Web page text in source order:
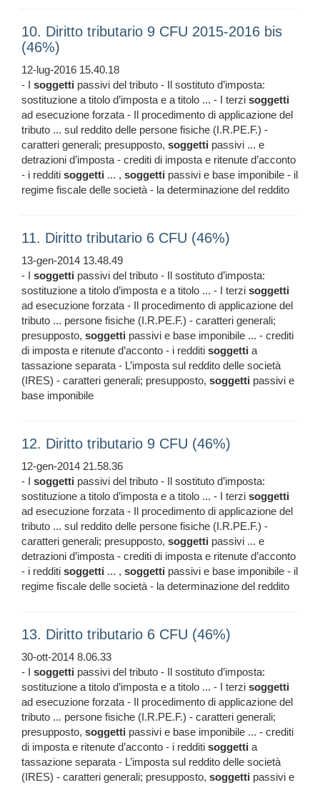
10. Diritto tributario 9 CFU 2015-2016 bis
(46%)
12-lug-2016 15.40.18
- I soggetti passivi del tributo - Il sostituto d’imposta:
sostituzione a titolo d’imposta e a titolo ... - I terzi soggetti
ad esecuzione forzata - Il procedimento di applicazione del
tributo ... sul reddito delle persone fisiche (I.R.PE.F.) -
caratteri generali; presupposto, soggetti passivi ... e
detrazioni d’imposta - crediti di imposta e ritenute d’acconto
- i redditi soggetti ... , soggetti passivi e base imponibile - il
regime fiscale delle società - la determinazione del reddito
11. Diritto tributario 6 CFU (46%)
13-gen-2014 13.48.49
- I soggetti passivi del tributo - Il sostituto d’imposta:
sostituzione a titolo d’imposta e a titolo ... - I terzi soggetti
ad esecuzione forzata - Il procedimento di applicazione del
tributo ... persone fisiche (I.R.PE.F.) - caratteri generali;
presupposto, soggetti passivi e base imponibile ... - crediti
di imposta e ritenute d’acconto - i redditi soggetti a
tassazione separata - L’imposta sul reddito delle società
(IRES) - caratteri generali; presupposto, soggetti passivi e
base imponibile
12. Diritto tributario 9 CFU (46%)
12-gen-2014 21.58.36
- I soggetti passivi del tributo - Il sostituto d’imposta:
sostituzione a titolo d’imposta e a titolo ... - I terzi soggetti
ad esecuzione forzata - Il procedimento di applicazione del
tributo ... sul reddito delle persone fisiche (I.R.PE.F.) -
caratteri generali; presupposto, soggetti passivi ... e
detrazioni d’imposta - crediti di imposta e ritenute d’acconto
- i redditi soggetti ... , soggetti passivi e base imponibile - il
regime fiscale delle società - la determinazione del reddito
13. Diritto tributario 6 CFU (46%)
30-ott-2014 8.06.33
- I soggetti passivi del tributo - Il sostituto d’imposta:
sostituzione a titolo d’imposta e a titolo ... - I terzi soggetti
ad esecuzione forzata - Il procedimento di applicazione del
tributo ... persone fisiche (I.R.PE.F.) - caratteri generali;
presupposto, soggetti passivi e base imponibile ... - crediti
di imposta e ritenute d’acconto - i redditi soggetti a
tassazione separata - L’imposta sul reddito delle società
(IRES) - caratteri generali; presupposto, soggetti passivi e